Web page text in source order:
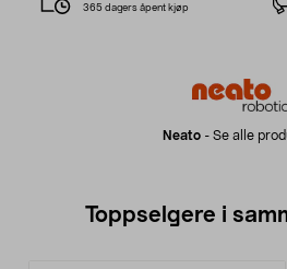
Neato- Se alle
365 dagers åpent kjøp
Toppselgere i